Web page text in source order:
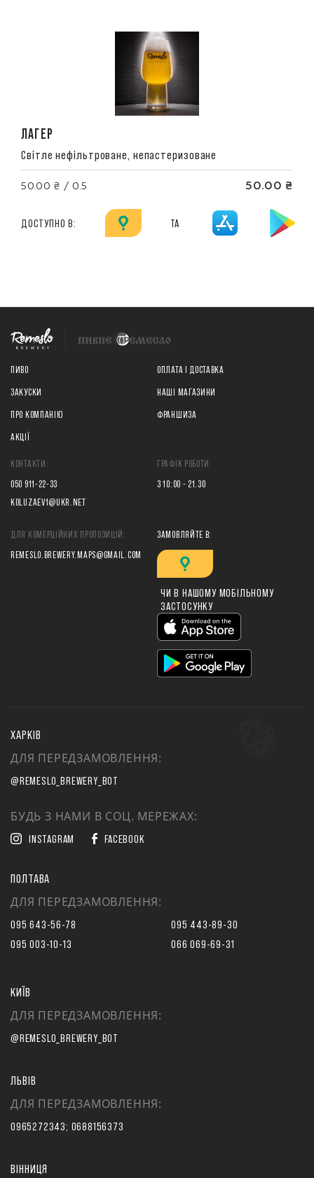
ЛАГЕР
Світле нефільтроване, непастеризоване
50.00 ₴ / 0.5 50.00 ₴
ДОСТУПНО В: ТА
ГРАФІК РОБОТИ
З 10:00 - 21.30
КОНТАКТИ:
050 911-22-33
KOLUZAEV1@UKR.NET
ДЛЯ КОМЕРЦІЙНИХ ПРОПОЗИЦІЙ:
REMESLO.BREWERY.MAPS@GMAIL.COM
ЗАМОВЛЯЙТЕ В:
ЧИ В НАШОМУ МОБІЛЬНОМУ
ЗАСТОСУНКУ
ПИВО
ЗАКУСКИ
ПРО КОМПАНІЮ
АКЦІЇ
ОПЛАТА І ДОСТАВКА
НАШІ МАГАЗИНИ
ФРАНШИЗА
ХАРКІВ
ДЛЯ ПЕРЕДЗАМОВЛЕННЯ:
@REMESLO_BREWERY_BOT
БУДЬ З НАМИ В СОЦ. МЕРЕЖАХ:
INSTAGRAM FACEBOOK
ПОЛТАВА
ДЛЯ ПЕРЕДЗАМОВЛЕННЯ:
095 643-56-78
095 003-10-13
095 443-89-30
066 069-69-31
КИЇВ
ДЛЯ ПЕРЕДЗАМОВЛЕННЯ:
@REMESLO_BREWERY_BOT
ЛЬВІВ
ДЛЯ ПЕРЕДЗАМОВЛЕННЯ:
0965272343; 0688156373
ВІННИЦЯ